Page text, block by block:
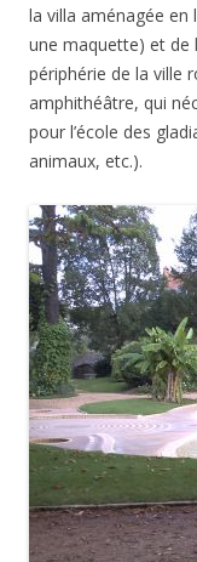
la villa aménagée en
une maquette) et
périphérie de la ville
amphithéâtre, qui
pour l’école des
animaux, etc.).